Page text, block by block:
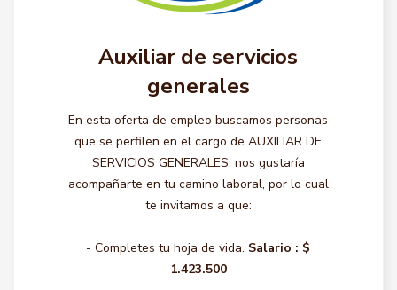
Auxiliar de servicios
generales
En esta oferta de empleo buscamos personas
que se perfilen en el cargo de AUXILIAR DE
SERVICIOS GENERALES, nos gustaría
acompañarte en tu camino laboral, por lo cual
te invitamos a que:
- Completes tu hoja de vida. Salario : $
1.423.500